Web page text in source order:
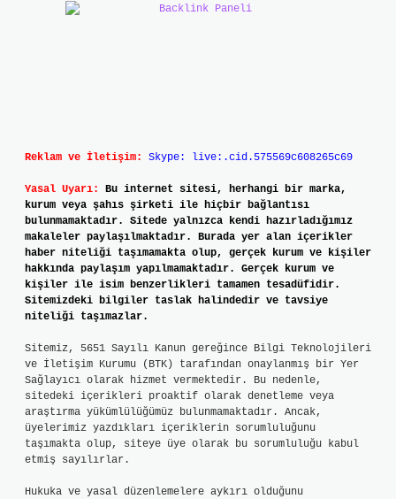
Reklam ve İletişim: Skype: live:.cid.575569c608265c69
Yasal Uyarı:
Bu internet sitesi, herhangi bir marka,
kurum veya şahıs şirketi ile hiçbir bağlantısı
bulunmamaktadır. Sitede yalnızca kendi hazırladığımız
makaleler paylaşılmaktadır. Burada yer alan içerikler
haber niteliği taşımamakta olup, gerçek kurum ve kişiler
hakkında paylaşım yapılmamaktadır. Gerçek kurum ve
kişiler ile isim benzerlikleri tamamen tesadüfidir.
Sitemizdeki bilgiler taslak halindedir ve tavsiye
niteliği taşımazlar.
Sitemiz, 5651 Sayılı Kanun gereğince Bilgi Teknolojileri
ve İletişim Kurumu (BTK) tarafından onaylanmış bir Yer
Sağlayıcı olarak hizmet vermektedir. Bu nedenle,
sitedeki içerikleri proaktif olarak denetleme veya
araştırma yükümlülüğümüz bulunmamaktadır. Ancak,
üyelerimiz yazdıkları içeriklerin sorumluluğunu
taşımakta olup, siteye üye olarak bu sorumluluğu kabul
etmiş sayılırlar.
Hukuka ve yasal düzenlemelere aykırı olduğunu